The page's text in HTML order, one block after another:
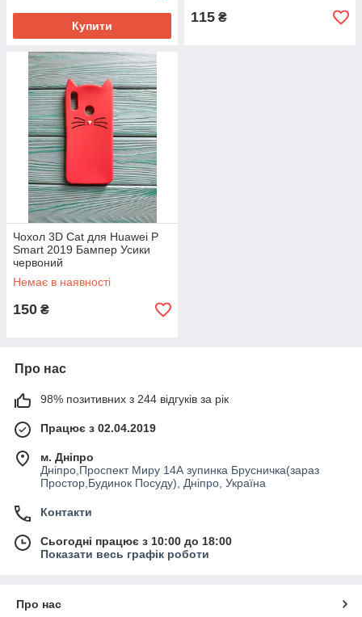
Купити
115 ₴
Чохол 3D Cat для Huawei P
Smart 2019 Бампер Усики
червоний
Немає в наявності
150 ₴
Про нас
98% позитивних з 244 відгуків за рік
Працює з 02.04.2019
м. Дніпро
Дніпро,Проспект Миру 14А зупинка Брусничка(зараз
Простор,Будинок Посуду), Дніпро, Україна
Контакти
Сьогодні працює з 10:00 до 18:00
Показати весь графік роботи
Про нас